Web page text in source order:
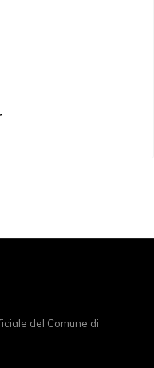
del Comune di